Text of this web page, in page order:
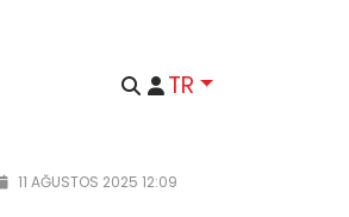
TR
11 AĞUSTOS 2025 12:09